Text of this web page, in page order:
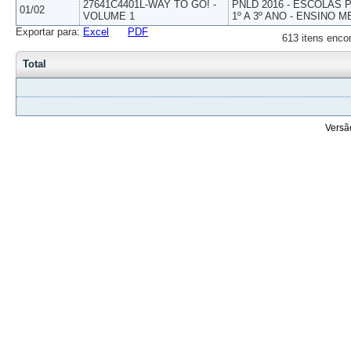
01/02
27641C4401L-WAY TO GO! -
VOLUME 1
PNLD 2016 - ESCOLAS
1º A 3º ANO - ENSINO
613 itens
Exportar para: Excel PDF
Total